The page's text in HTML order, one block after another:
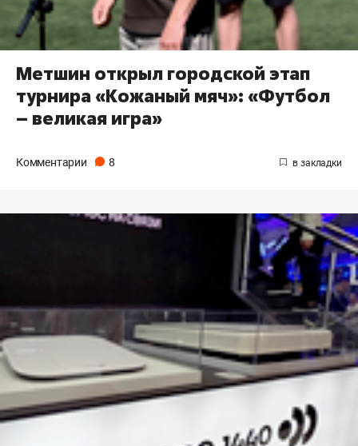
Метшин открыл городской этап
турнира «Кожаный мяч»: «Футбол
– великая игра»
Комментарии 8